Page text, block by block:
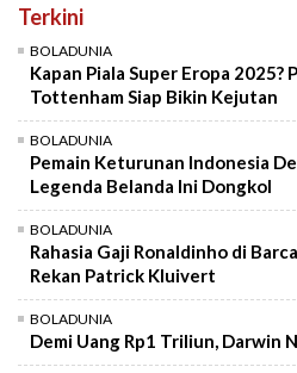
Terkini
BOLADUNIA
Kapan Piala Super Eropa 2025?
Tottenham Siap Bikin Kejutan
BOLADUNIA
Pemain Keturunan Indonesia
Legenda Belanda Ini Dongkol
BOLADUNIA
Rahasia Gaji Ronaldinho di
Rekan Patrick Kluivert
BOLADUNIA
Demi Uang Rp1 Triliun, Darwin